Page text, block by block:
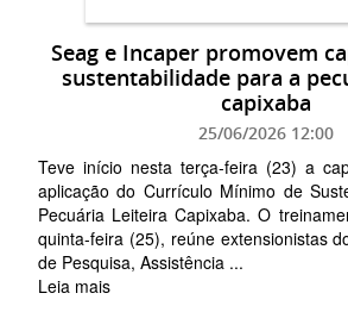
Seag e Incaper promovem
sustentabilidade para a
capixaba
25/06/2026 12:00
Teve início nesta terça-feira (23) a
aplicação do Currículo Mínimo de
Pecuária Leiteira Capixaba. O
quinta-feira (25), reúne extensionistas
de Pesquisa, Assistência ...
Leia mais